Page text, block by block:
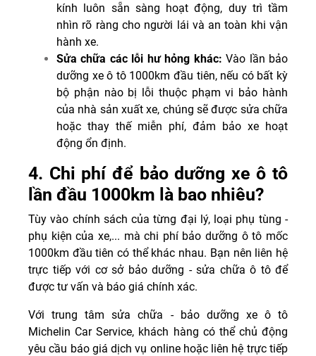
kính luôn sẵn sàng hoạt động, duy trì tầm
nhìn rõ ràng cho người lái và an toàn khi vận
hành xe.
Sửa chữa các lỗi hư hỏng khác:Vào lần bảo
dưỡng xe ô tô 1000km đầu tiên, nếu có bất kỳ
bộ phận nào bị lỗi thuộc phạm vi bảo hành
của nhà sản xuất xe, chúng sẽ được sửa chữa
hoặc thay thế miễn phí, đảm bảo xe hoạt
động ổn định.
4. Chi phí để bảo dưỡng xe ô tô
lần đầu 1000km là bao nhiêu?
Tùy vào chính sách của từng đại lý, loại phụ tùng -
phụ kiện của xe,... mà chi phí bảo dưỡng ô tô mốc
1000km đầu tiên có thể khác nhau. Bạn nên liên hệ
trực tiếp với cơ sở bảo dưỡng - sửa chữa ô tô để
được tư vấn và báo giá chính xác.
Với trung tâm sửa chữa - bảo dưỡng xe ô tô
Michelin Car Service, khách hàng có thể chủ động
yêu cầu báo giá dịch vụ online hoặc liên hệ trực tiếp